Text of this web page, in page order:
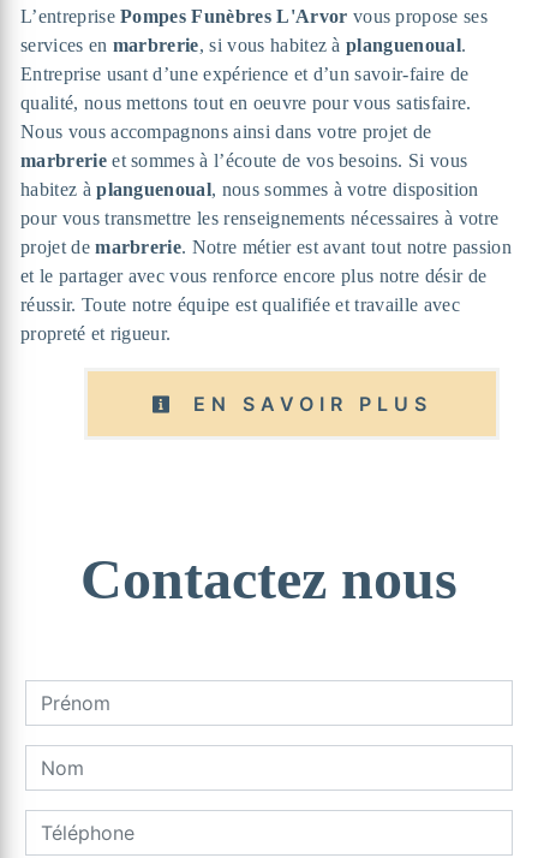
L’entreprisePompes Funèbres L'Arvor vous propose ses
services en marbrerie, si vous habitez àplanguenoual.
Entreprise usant d’une expérience et d’un savoir-faire de
qualité, nous mettons tout en oeuvre pour vous satisfaire.
Nous vous accompagnons ainsi dans votre projet de
marbrerieet sommes à l’écoute de vos besoins. Si vous
habitez àplanguenoual, nous sommes à votre disposition
pour vous transmettre les renseignements nécessaires à votre
projet demarbrerie. Notre métier est avant tout notre passion
et le partager avec vous renforce encore plus notre désir de
réussir. Toute notre équipe est qualifiée et travaille avec
propreté et rigueur.
EN SAVOIR PLUS
Contactez nous